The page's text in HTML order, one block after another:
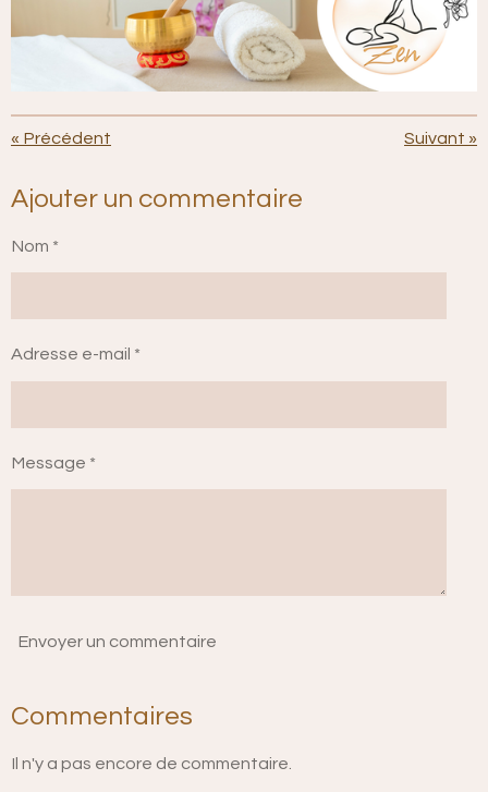
« Précédent Suivant »
Ajouter un commentaire
Nom *
Adresse e-mail *
Message *
Envoyer un commentaire
Commentaires
Il n'y a pas encore de commentaire.